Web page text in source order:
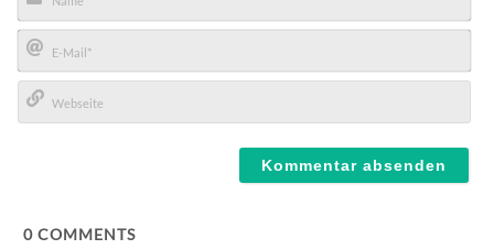
Name*
E-
Mail*
0 COMMENTS